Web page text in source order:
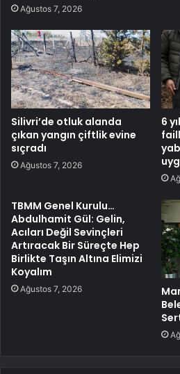
Ağustos 7, 2026
Silivri’de otluk alanda
çıkan yangın çiftlik evine
sıçradı
Ağustos 7, 2026
6
TBMM Genel Kurulu…
Abdulhamit Gül: Gelin,
Acıları Değil Sevinçleri
Artıracak Bir Süreçte Hep
Birlikte Taşın Altına Elimizi
Koyalım
Ağustos 7, 2026